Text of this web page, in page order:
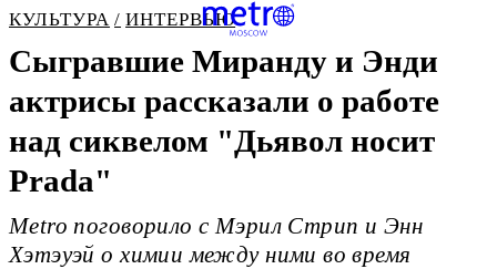
КУЛЬТУРА ИНТЕРВЬЮ
Сыгравшие Миранду и Энди
актрисы рассказали о работе
над сиквелом "Дьявол носит
Prada"
Metro поговорило с Мэрил Стрип и Энн
Хэтэуэй о химии между ними во время